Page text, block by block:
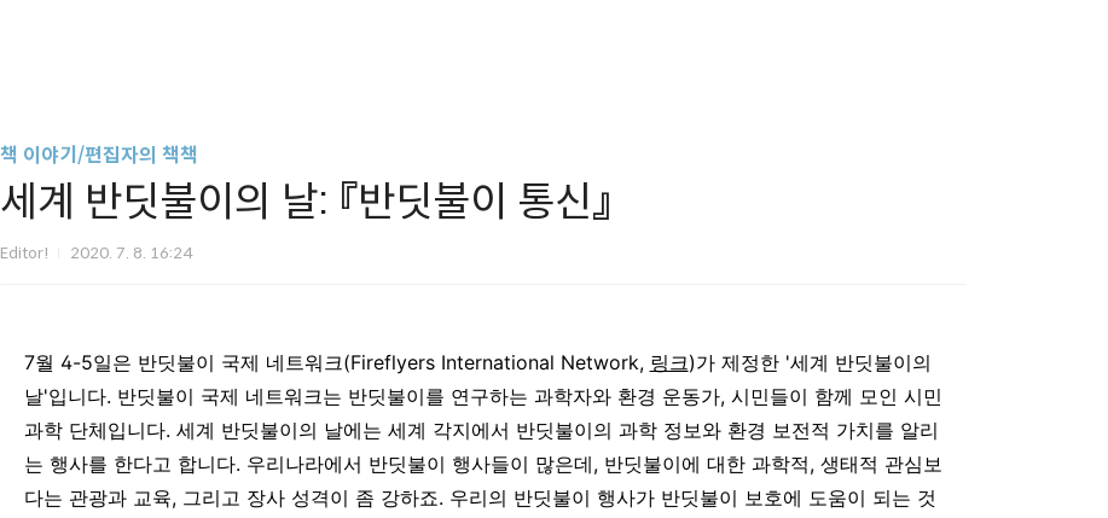
책 이야기/편집자의 책책
세계 반딧불이의 날: 『반딧불이 통신』
Editor! 2020. 7. 8. 16:24
7월 4-5일은 반딧불이 국제 네트워크(Fireflyers International Network, 링크)가 제정한 '세계 반딧불이의
날'입니다. 반딧불이 국제 네트워크는 반딧불이를 연구하는 과학자와 환경 운동가, 시민들이 함께 모인 시민
과학 단체입니다. 세계 반딧불이의 날에는 세계 각지에서 반딧불이의 과학 정보와 환경 보전적 가치를 알리
는 행사를 한다고 합니다. 우리나라에서 반딧불이 행사들이 많은데, 반딧불이에 대한 과학적, 생태적 관심보
다는 관광과 교육, 그리고 장사 성격이 좀 강하죠. 우리의 반딧불이 행사가 반딧불이 보호에 도움이 되는 것